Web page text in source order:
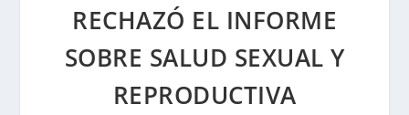
RECHAZÓ EL INFORME
SOBRE SALUD SEXUAL Y
REPRODUCTIVA